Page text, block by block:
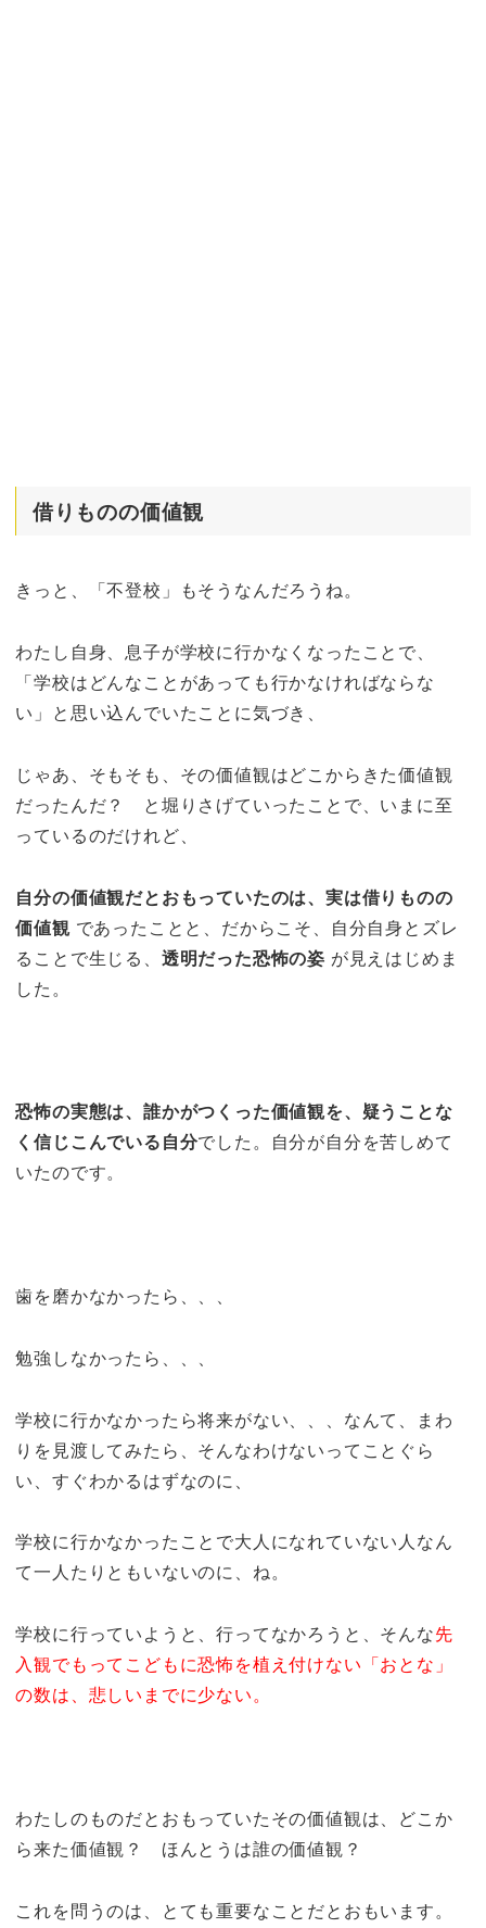
借りものの価値観
きっと、「不登校」もそうなんだろうね。
わたし自身、息子が学校に行かなくなったことで、
「学校はどんなことがあっても行かなければならな
い」と思い込んでいたことに気づき、
じゃあ、そもそも、その価値観はどこからきた価値観
だったんだ？ と堀りさげていったことで、いまに至
っているのだけれど、
自分の価値観だとおもっていたのは、実は借りものの
価値観 であったことと、 だからこそ、自分自身とズレ
ることで生じる、 透明だった恐怖の姿 が見えはじめま
した。
恐怖の実態は、誰かがつくった価値観を、疑うことな
く信じこんでいる自分でした。自分が自分を苦しめて
いたのです。
歯を磨かなかったら、、、
勉強しなかったら、、、
学校に行かなかったら将来がない、、、なんて、まわ
りを見渡してみたら、そんなわけないってことぐら
い、すぐわかるはずなのに、
学校に行かなかったことで大人になれていない人なん
て一人たりともいないのに、ね。
学校に行っていようと、行ってなかろうと、そんな先
入観でもってこどもに恐怖を植え付けない「おとな」
の数は、悲しいまでに少ない。
わたしのものだとおもっていたその価値観は、どこか
ら来た価値観？ ほんとうは誰の価値観？
これを問うのは、とても重要なことだとおもいます。